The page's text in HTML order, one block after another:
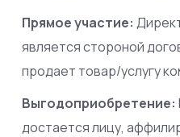
Прямое участие:
является стороной
продает товар/услугу
Выгодоприобретение:
достается лицу,